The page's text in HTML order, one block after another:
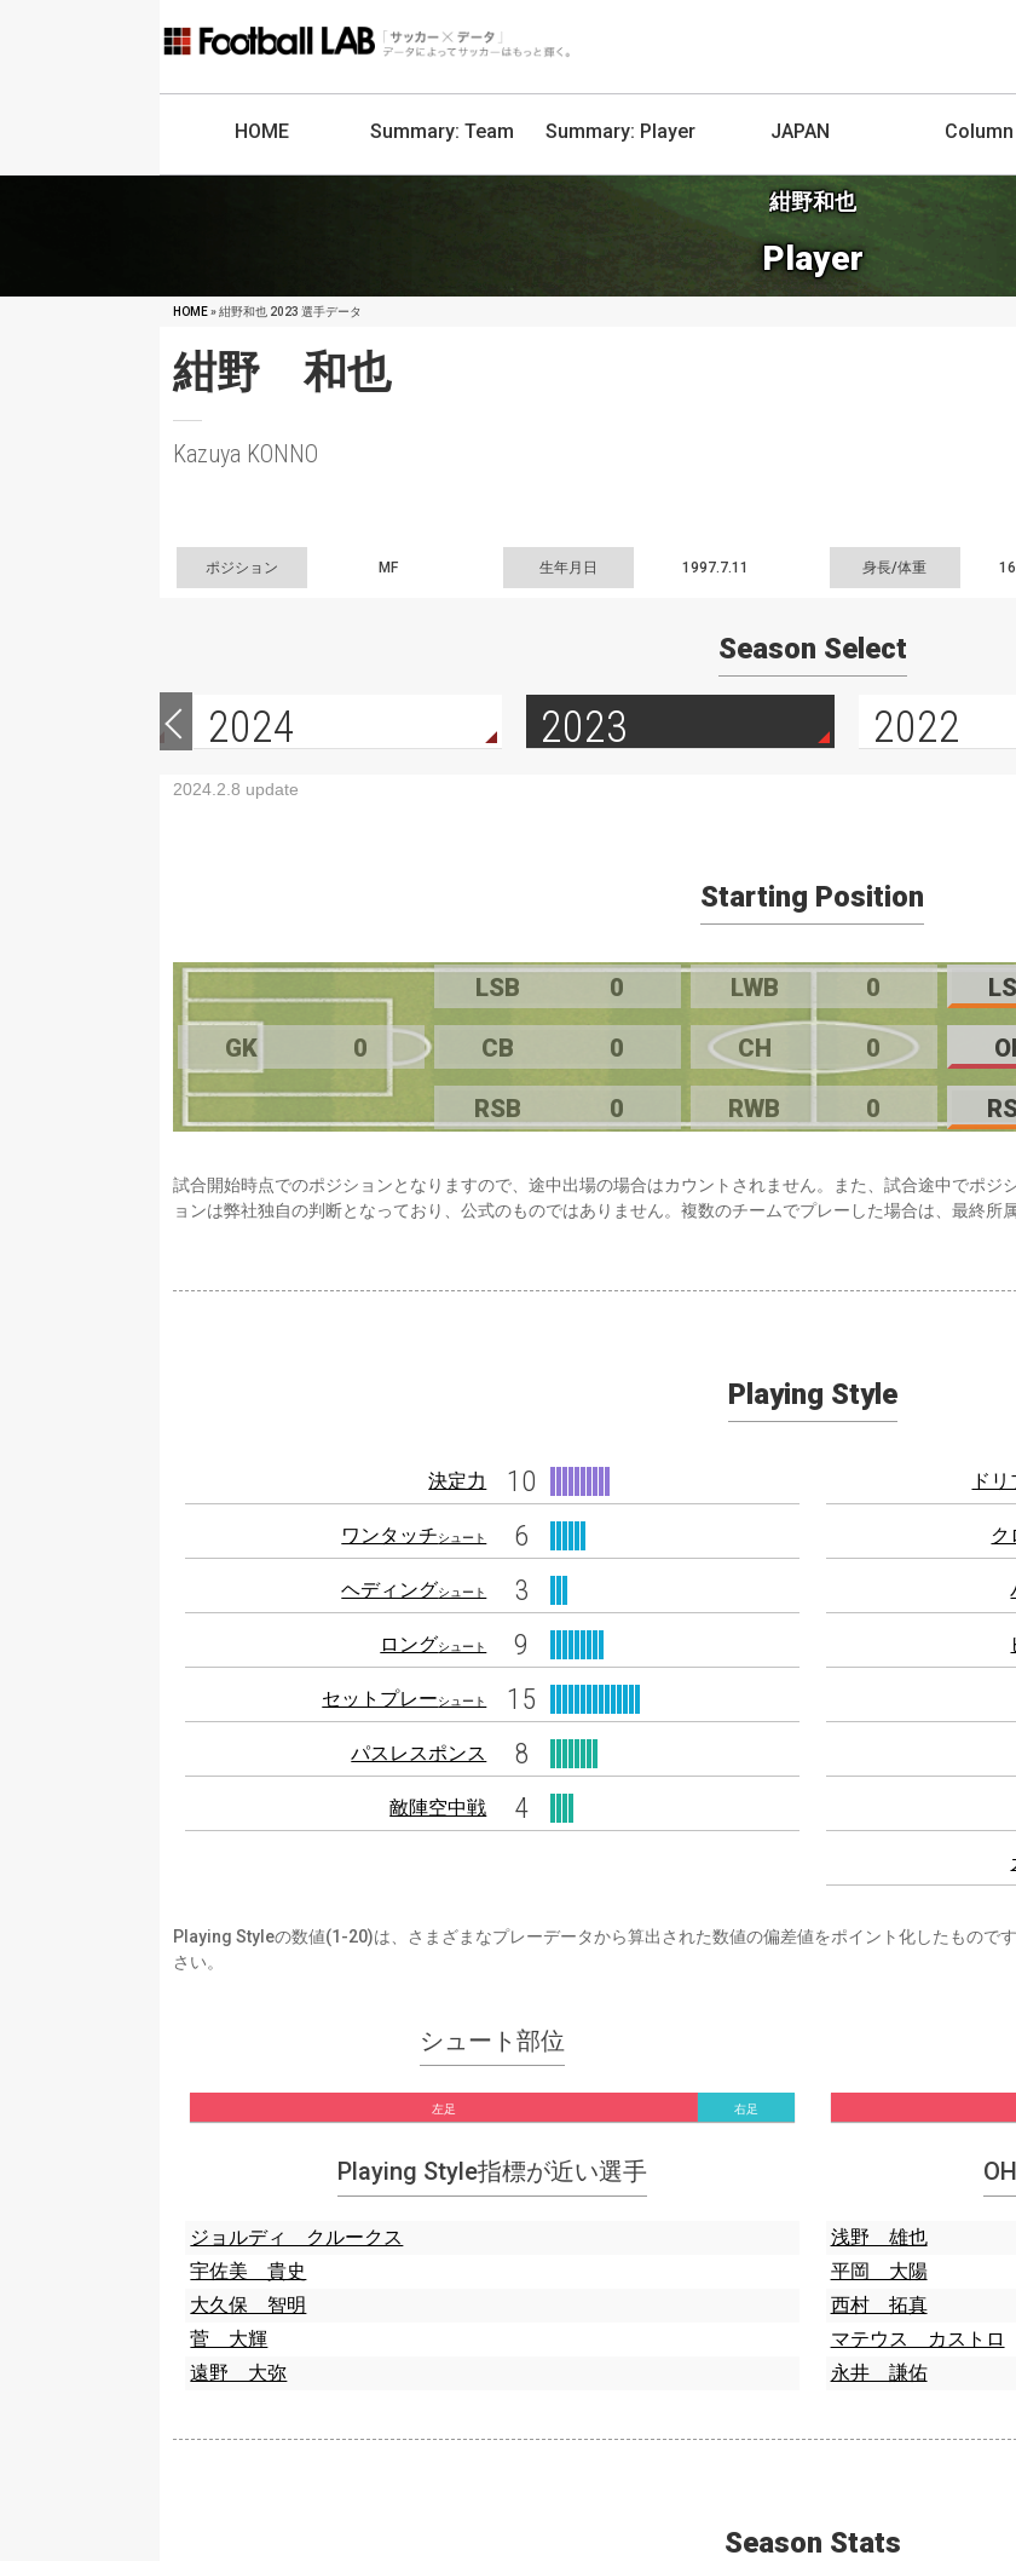
HOME Summary: Team Summary: Player JAPAN Column
紺野和也
Player
HOME» 紺野和也 2023 選手データ
紺野 和也
Kazuya KONNO
ポジション MF 生年月日 1997.7.11 身長/体重
Season Select
2024 2023 2022
2024.2.8 update
Starting Position
LSB 0 LWB 0
GK 0 CB 0 CH 0
RSB 0 RWB 0
試合開始時点でのポジションとなりますので、途中出場の場合はカウントされません。また、試合途中でポジ
ョンは弊社独自の判断となっており、公式のものではありません。複数のチームでプレーした場合は、最終所
Playing Style
決定力 10
ワンタッチシュート 6
ヘディングシュート 3
ロングシュート 9
セットプレーシュート 15
パスレスポンス 8
敵陣空中戦 4
ド
ク
Playing Styleの数値(1-20)は、さまざまなプレーデータから算出された数値の偏差値をポイント化したもので
さい。
シュート部位
左足 右足
Playing Style指標が近い選手
ジョルディ クルークス
宇佐美 貴史
大久保 智明
菅 大輝
遠野 大弥
浅野 雄也
平岡 大陽
西村 拓真
マテウス カストロ
永井 謙佑
Season Stats